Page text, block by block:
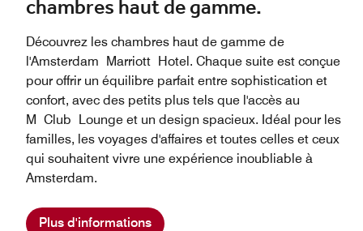
chambres haut de gamme.
Découvrez les chambres haut de gamme de
l'Amsterdam Marriott Hotel. Chaque suite est conçue
pour offrir un équilibre parfait entre sophistication et
confort, avec des petits plus tels que l'accès au
M Club Lounge et un design spacieux. Idéal pour les
familles, les voyages d'affaires et toutes celles et ceux
qui souhaitent vivre une expérience inoubliable à
Amsterdam.
Plus d'informations